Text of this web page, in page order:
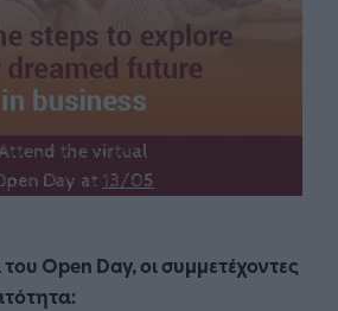
Open Day, οι συμμετέχοντες